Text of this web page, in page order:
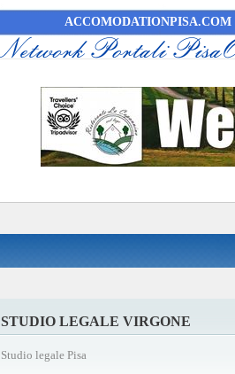
ACCOMODATIONPISA.COM
STUDIO LEGALE VIRGONE
Studio legale Pisa